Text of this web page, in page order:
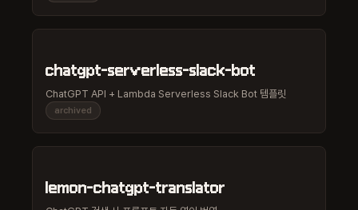
chatgpt-serverless-slack-bot
ChatGPT API + Lambda Serverless Slack Bot 템플릿
archived
lemon-chatgpt-translator